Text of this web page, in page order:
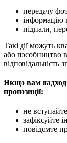
передачу
інформацію
підпали,
Такі дії можуть
або пособництво
відповідальність
Якщо вам
пропозиції:
не
зафіксуйте
повідомте